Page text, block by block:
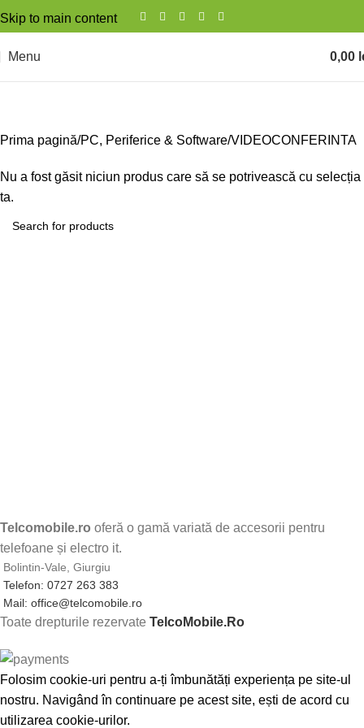
Skip to main content
Menu 0,00
Prima pagină PC, Periferice & Software VIDEOCONFERINTA
Nu a fost găsit niciun produs care să se potrivească cu selecția
ta.
Telcomobile.ro oferă o gamă variată de accesorii pentru
telefoane și electro it.
Bolintin-Vale, Giurgiu
Telefon: 0727 263 383
Mail: office@telcomobile.ro
Toate drepturile rezervate TelcoMobile.Ro
Folosim cookie-uri pentru a-ți îmbunătăți experiența pe site-ul
nostru. Navigând în continuare pe acest site, ești de acord cu
utilizarea cookie-urilor.